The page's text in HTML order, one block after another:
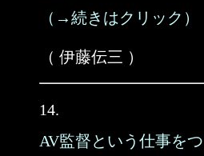
（→続きはクリック）
（ 伊藤伝三 ）
14.
AV監督という仕事を